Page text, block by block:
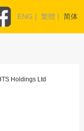
ENG | 繁體 | 简体